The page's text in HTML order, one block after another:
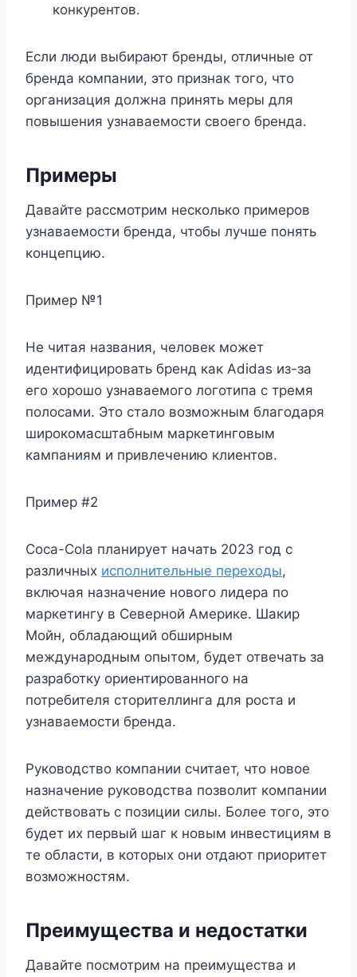
конкурентов.
Если люди выбирают бренды, отличные от
бренда компании, это признак того, что
организация должна принять меры для
повышения узнаваемости своего бренда.
Примеры
Давайте рассмотрим несколько примеров
узнаваемости бренда, чтобы лучше понять
концепцию.
Пример №1
Не читая названия, человек может
идентифицировать бренд как Adidas из-за
его хорошо узнаваемого логотипа с тремя
полосами. Это стало возможным благодаря
широкомасштабным маркетинговым
кампаниям и привлечению клиентов.
Пример #2
Coca-Cola планирует начать 2023 год с
различных исполнительные переходы,
включая назначение нового лидера по
маркетингу в Северной Америке. Шакир
Мойн, обладающий обширным
международным опытом, будет отвечать за
разработку ориентированного на
потребителя сторителлинга для роста и
узнаваемости бренда.
Руководство компании считает, что новое
назначение руководства позволит компании
действовать с позиции силы. Более того, это
будет их первый шаг к новым инвестициям в
те области, в которых они отдают приоритет
возможностям.
Преимущества и недостатки
Давайте посмотрим на преимущества и